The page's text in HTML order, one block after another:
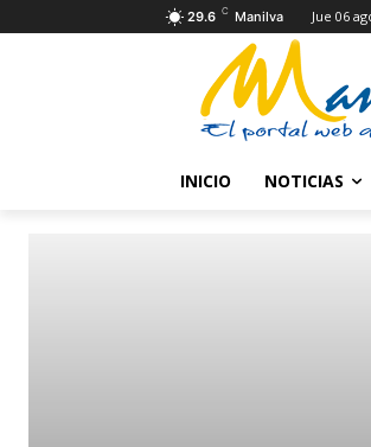
29.6 C Manilva Jue 06
INICIO NOTICIAS